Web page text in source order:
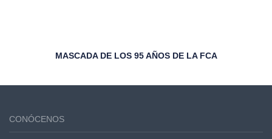
MASCADA DE LOS 95 AÑOS DE LA FCA
CONÓCENOS